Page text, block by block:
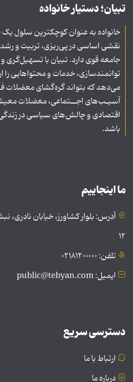
تبیان؛ دستیار خانواده
خانواده به عنوان کوچکترین سلول
نقشی اساسی در پی‌ریزی، تربیت و
جامعه قوی دارد. تبیان با تسهیل‌گری و
توانمندسازی، خدمات و محتواهایی را
می‌دهد که بتواند گره‌گشای معضلات
آسیـب‌های اجــتماعی، معضلات
اقتصادی و چالش‌های سیاسی در
باشد.
ما اینجاییم
آدرس: بلوار کشاورز، خیابان
۱۲
تلفن: ۰۲۱۸۱۲۰۰۰۰۰
ایمیل: public@tebyan.com
دسترسی سریع
ارتباط با ما
درباره ما